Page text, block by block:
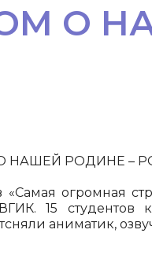
О
НАШЕЙ РОДИНЕ –
«Самая огромная
15 студентов
аниматик,